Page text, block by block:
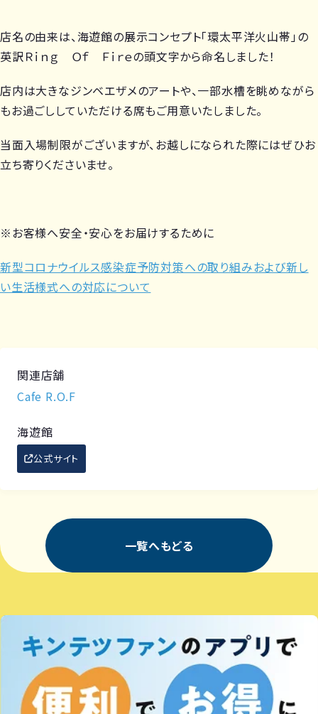
店名の由来は、海遊館の展示コンセプト「環太平洋火山帯」の
英訳Ｒｉｎｇ Ｏｆ Ｆｉｒｅの頭文字から命名しました！
店内は大きなジンベエザメのアートや、一部水槽を眺めながら
もお過ごししていただける席もご用意いたしました。
当面入場制限がございますが、お越しになられた際にはぜひお
立ち寄りくださいませ。
※お客様へ安全・安心をお届けするために
新型コロナウイルス感染症予防対策への取り組みおよび新し
い生活様式への対応について
関連店舗
Cafe R.O.F
海遊館
公式サイト
一覧へもどる